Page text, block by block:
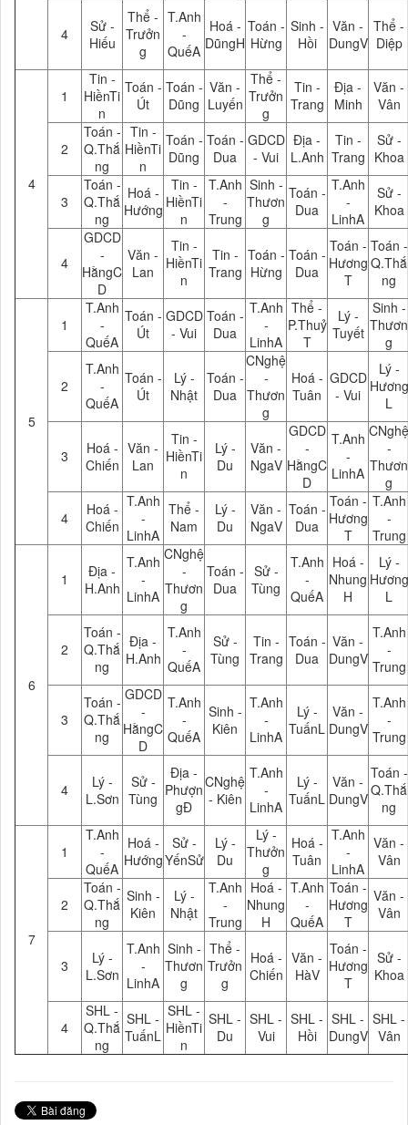
4
Sử -
Hiếu
Thể -
Trưởn
g
T.Anh
-
QuếA
Hoá -
DũngH
Toán -
Hừng
Sinh -
Hồi
Văn -
DungV
Thể -
Diệp
4
1
Tin -
HiềnTi
n
Toán -
Út
Toán -
Dũng
Văn -
Luyến
Thể -
Trưởn
g
Tin -
Trang
Địa -
Minh
Văn -
Vân
2
Toán -
Q.Thắ
ng
Tin -
HiềnTi
n
Toán -
Dũng
Toán -
Dua
GDCD
- Vui
Địa -
L.Anh
Tin -
Trang
Sử -
Khoa
3
Toán -
Q.Thắ
ng
Hoá -
Hướng
Tin -
HiềnTi
n
T.Anh
-
Trung
Sinh -
Thươn
g
Toán -
Dua
T.Anh
-
LinhA
Sử -
Khoa
4
GDCD
-
HằngC
D
Văn -
Lan
Tin -
HiềnTi
n
Tin -
Trang
Toán -
Hừng
Toán -
Dua
Toán -
Hương
T
Toán -
Q.Thắ
ng
5
1
T.Anh
-
QuếA
Toán -
Út
GDCD
- Vui
Toán -
Dua
T.Anh
-
LinhA
Thể -
P.Thuỷ
T
Lý -
Tuyết
Sinh -
Thươn
g
2
T.Anh
-
QuếA
Toán -
Út
Lý -
Nhật
Toán -
Dua
CNghệ
-
Thươn
g
Hoá -
Tuân
GDCD
- Vui
Lý -
Hương
L
3
Hoá -
Chiến
Văn -
Lan
Tin -
HiềnTi
n
Lý -
Du
Văn -
NgaV
GDCD
-
HằngC
D
T.Anh
-
LinhA
CNghệ
-
Thươn
g
4
Hoá -
Chiến
T.Anh
-
LinhA
Thể -
Nam
Lý -
Du
Văn -
NgaV
Toán -
Dua
Toán -
Hương
T
T.Anh
-
Trung
6
1
Địa -
H.Anh
T.Anh
-
LinhA
CNghệ
-
Thươn
g
Toán -
Dua
Sử -
Tùng
T.Anh
-
QuếA
Hoá -
Nhung
H
Lý -
Hương
L
2
Toán -
Q.Thắ
ng
Địa -
H.Anh
T.Anh
-
QuếA
Sử -
Tùng
Tin -
Trang
Toán -
Dua
Văn -
DungV
T.Anh
-
Trung
3
Toán -
Q.Thắ
ng
GDCD
-
HằngC
D
T.Anh
-
QuếA
Sinh -
Kiên
T.Anh
-
LinhA
Lý -
TuấnL
Văn -
DungV
T.Anh
-
Trung
4
Lý -
L.Sơn
Sử -
Tùng
Địa -
Phượn
gĐ
CNghệ
- Kiên
T.Anh
-
LinhA
Lý -
TuấnL
Văn -
DungV
Toán -
Q.Thắ
ng
7
1
T.Anh
-
QuếA
Hoá -
Hướng
Sử -
YếnSử
Lý -
Du
Lý -
Thưởn
g
Hoá -
Tuân
T.Anh
-
LinhA
Văn -
Vân
2
Toán -
Q.Thắ
ng
Sinh -
Kiên
Lý -
Nhật
T.Anh
-
Trung
Hoá -
Nhung
H
T.Anh
-
QuếA
Toán -
Hương
T
Văn -
Vân
3
Lý -
L.Sơn
T.Anh
-
LinhA
Sinh -
Thươn
g
Thể -
Trưởn
g
Hoá -
Chiến
Văn -
HàV
Toán -
Hương
T
Sử -
Khoa
4
SHL -
Q.Thắ
ng
SHL -
TuấnL
SHL -
HiềnTi
n
SHL -
Du
SHL -
Vui
SHL -
Hồi
SHL -
DungV
SHL -
Vân